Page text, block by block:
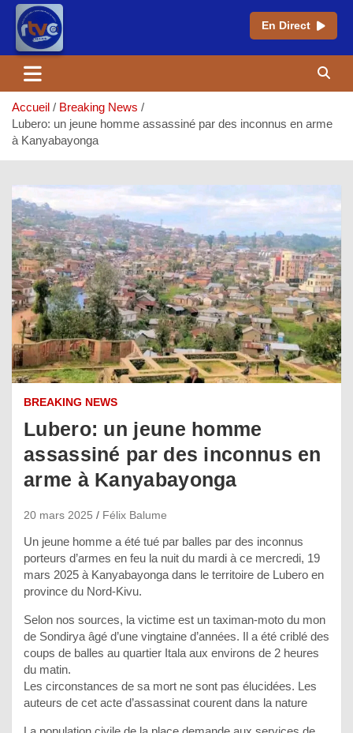
En Direct
contenu
Accueil
Breaking News
Lubero: un jeune homme assassiné par des inconnus en arme
à Kanyabayonga
BREAKING NEWS
Lubero: un jeune homme
assassiné par des inconnus en
arme à Kanyabayonga
20 mars 2025 Félix Balume
Un jeune homme a été tué par balles par des inconnus
porteurs d’armes en feu la nuit du mardi à ce mercredi, 19
mars 2025 à Kanyabayonga dans le territoire de Lubero en
province du Nord-Kivu.
Selon nos sources, la victime est un taximan-moto du mon
de Sondirya âgé d’une vingtaine d’années. Il a été criblé des
coups de balles au quartier Itala aux environs de 2 heures
du matin.
Les circonstances de sa mort ne sont pas élucidées. Les
auteurs de cet acte d’assassinat courent dans la nature